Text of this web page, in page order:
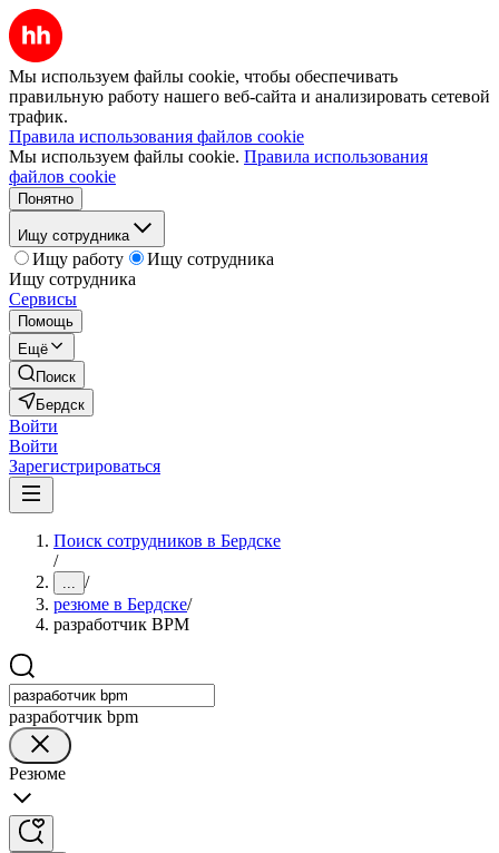
Мы используем файлы cookie, чтобы обеспечивать
правильную работу нашего веб-сайта и анализировать сетевой
трафик.
Правила использования файлов cookie
Мы используем файлы cookie. Правила использования
файлов cookie
Понятно
Ищу сотрудника
Ищу работу
Ищу сотрудника
Ищу сотрудника
Сервисы
Помощь
Ещё
Поиск
Бердск
Войти
Войти
Зарегистрироваться
Поиск сотрудников в Бердске
/
... /
резюме в Бердске/
разработчик BPM
разработчик bpm
Резюме